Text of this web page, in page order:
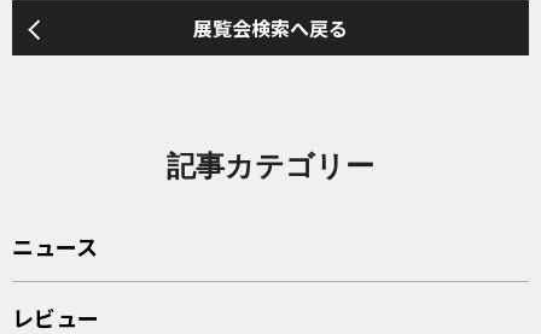
展覧会検索へ戻る
記事カテゴリー
ニュース
レビュー